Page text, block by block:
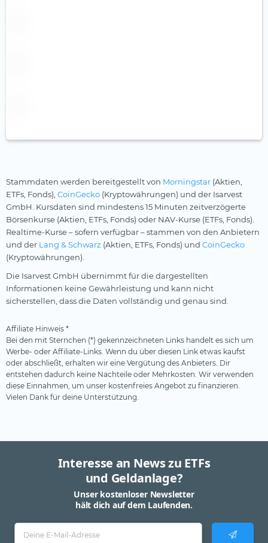
State Street SPDR
Swisscanto
Tabula
Tobam
Valour
VanEck
Vanguard
WisdomTree
XACT
Xtrackers
YourIndex
Stammdaten werden bereitgestellt von Morningstar (Aktien,
ETFs, Fonds), CoinGecko (Kryptowährungen) und der Isarvest
GmbH. Kursdaten sind mindestens 15 Minuten zeitverzögerte
Börsenkurse (Aktien, ETFs, Fonds) oder NAV-Kurse (ETFs, Fonds).
Realtime-Kurse – sofern verfügbar – stammen von den Anbietern
und der Lang & Schwarz (Aktien, ETFs, Fonds) und CoinGecko
(Kryptowährungen).
Die Isarvest GmbH übernimmt für die dargestellten
Informationen keine Gewährleistung und kann nicht
sicherstellen, dass die Daten vollständig und genau sind.
Affiliate Hinweis *
Bei den mit Sternchen (*) gekennzeichneten Links handelt es sich um
Werbe- oder Affiliate-Links. Wenn du über diesen Link etwas kaufst
oder abschließt, erhalten wir eine Vergütung des Anbieters. Dir
entstehen dadurch keine Nachteile oder Mehrkosten. Wir verwenden
diese Einnahmen, um unser kostenfreies Angebot zu finanzieren.
Vielen Dank für deine Unterstützung.
Interesse an News zu ETFs
und Geldanlage?
Unser kostenloser Newsletter
hält dich auf dem Laufenden.